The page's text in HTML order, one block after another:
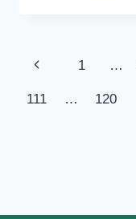
Kürzlich sind
aufgetaucht,
Frau des